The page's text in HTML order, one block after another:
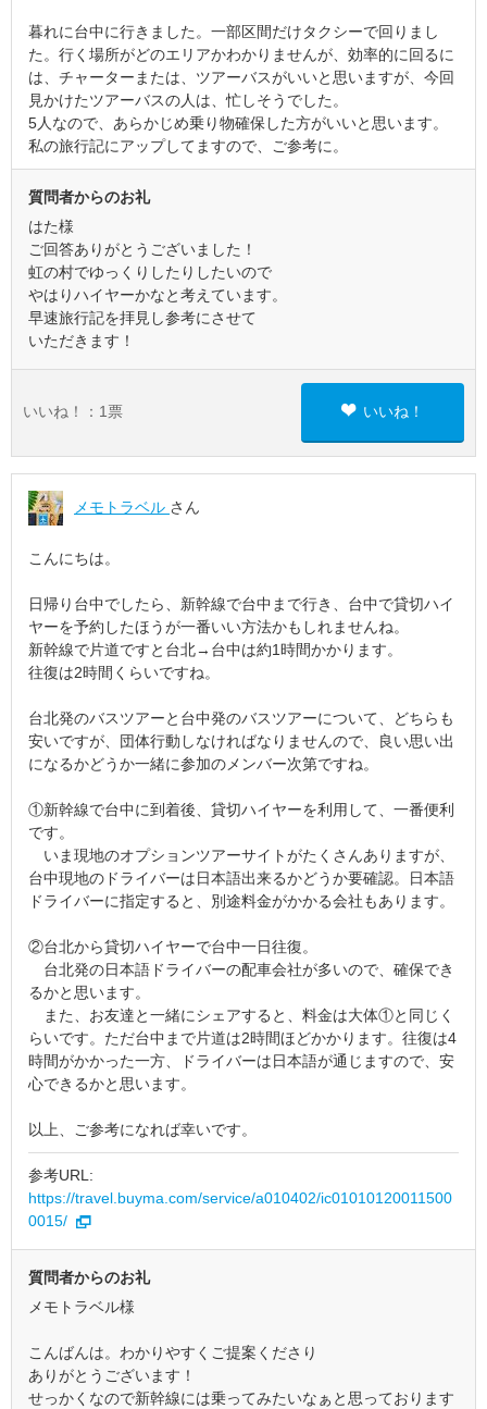
暮れに台中に行きました。一部区間だけタクシーで回りまし
た。行く場所がどのエリアかわかりませんが、効率的に回るに
は、チャーターまたは、ツアーバスがいいと思いますが、今回
見かけたツアーバスの人は、忙しそうでした。
5人なので、あらかじめ乗り物確保した方がいいと思います。
私の旅行記にアップしてますので、ご参考に。
質問者からのお礼
はた様
ご回答ありがとうございました！
虹の村でゆっくりしたりしたいので
やはりハイヤーかなと考えています。
早速旅行記を拝見し参考にさせて
いただきます！
いいね！： 1 票 いいね！
メモトラベル さん
こんにちは。
日帰り台中でしたら、新幹線で台中まで行き、台中で貸切ハイ
ヤーを予約したほうが一番いい方法かもしれませんね。
新幹線で片道ですと台北→台中は約1時間かかります。
往復は2時間くらいですね。
台北発のバスツアーと台中発のバスツアーについて、どちらも
安いですが、団体行動しなければなりませんので、良い思い出
になるかどうか一緒に参加のメンバー次第ですね。
①新幹線で台中に到着後、貸切ハイヤーを利用して、一番便利
です。
いま現地のオプションツアーサイトがたくさんありますが、
台中現地のドライバーは日本語出来るかどうか要確認。日本語
ドライバーに指定すると、別途料金がかかる会社もあります。
②台北から貸切ハイヤーで台中一日往復。
台北発の日本語ドライバーの配車会社が多いので、確保でき
るかと思います。
また、お友達と一緒にシェアすると、料金は大体①と同じく
らいです。ただ台中まで片道は2時間ほどかかります。往復は4
時間がかかった一方、ドライバーは日本語が通じますので、安
心できるかと思います。
以上、ご参考になれば幸いです。
参考URL:
https://travel.buyma.com/service/a010402/ic01010120011500
0015/
質問者からのお礼
メモトラベル様
こんばんは。わかりやすくご提案くださり
ありがとうございます！
せっかくなので新幹線には乗ってみたいなぁと思っております